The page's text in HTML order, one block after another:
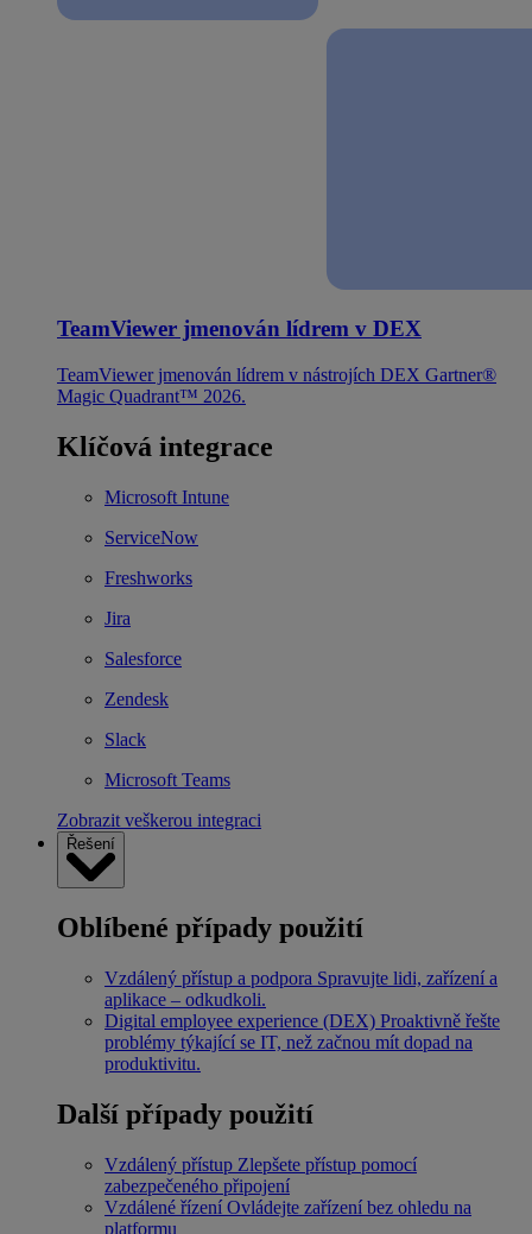
TeamViewer jmenován lídrem v DEX
TeamViewer jmenován lídrem v nástrojích DEX Gartner®
Magic Quadrant™ 2026.
Klíčová integrace
Microsoft Intune
ServiceNow
Freshworks
Jira
Salesforce
Zendesk
Slack
Microsoft Teams
Zobrazit veškerou integraci
Řešení
Oblíbené případy použití
Vzdálený přístup a podpora Spravujte lidi, zařízení a
aplikace – odkudkoli.
Digital employee experience (DEX) Proaktivně řešte
problémy týkající se IT, než začnou mít dopad na
produktivitu.
Další případy použití
Vzdálený přístup Zlepšete přístup pomocí
zabezpečeného připojení
Vzdálené řízení Ovládejte zařízení bez ohledu na
platformu